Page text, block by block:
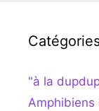
"à la
Amphibiens